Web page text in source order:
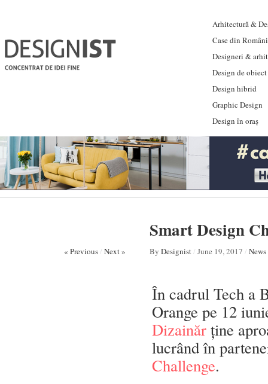
Arhitectură &
Case din
Designeri &
Design de obiect
Design hibrid
Graphic Design
Design în oraș
Smart Design
« Previous/ Next » By Designist/ June 19, 2017 / News
În cadrul Tech a
Orange pe 12
Dizainăr ține
lucrând în
Challenge.